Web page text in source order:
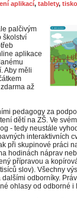
aplikací, tablety,
palčivým
školství
aplikace
Aby měli
až
pedagogy za
dětí na ZŠ. Ve
- tedy neustále
interaktivních
při skupinové práci
hodinách náprav
přípravou a
slov). Všechny
odborníky.
ohlasy od odborné i